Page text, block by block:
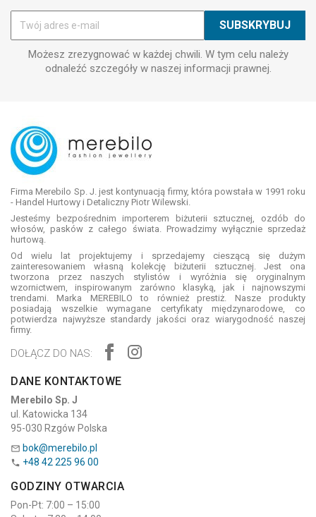
Możesz zrezygnować w każdej chwili. W tym celu należy
odnaleźć szczegóły w naszej informacji prawnej.
Firma Merebilo Sp. J. jest kontynuacją firmy, która powstała w 1991 roku
- Handel Hurtowy i Detaliczny Piotr Wilewski.
Jesteśmy bezpośrednim importerem biżuterii sztucznej, ozdób do
włosów, pasków z całego świata. Prowadzimy wyłącznie sprzedaż
hurtową.
Od wielu lat projektujemy i sprzedajemy cieszącą się dużym
zainteresowaniem własną kolekcję biżuterii sztucznej. Jest ona
tworzona przez naszych stylistów i wyróżnia się oryginalnym
wzornictwem, inspirowanym zarówno klasyką, jak i najnowszymi
trendami. Marka MEREBILO to również prestiż. Nasze produkty
posiadają wszelkie wymagane certyfikaty międzynarodowe, co
potwierdza najwyższe standardy jakości oraz wiarygodność naszej
firmy.
DOŁĄCZ DO NAS:
DANE KONTAKTOWE
Merebilo Sp. J
ul. Katowicka 134
95-030 Rzgów Polska
 bok@merebilo.pl
 +48 42 225 96 00
GODZINY OTWARCIA
Pon-Pt: 7:00 – 15:00